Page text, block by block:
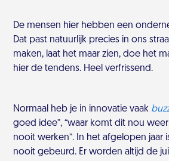
De mensen hier hebben een
Dat past natuurlijk precies in ons
maken, laat het maar zien, doe het
hier de tendens. Heel verfrissend.
Normaal heb je in innovatie vaak
goed idee”, “waar komt dit nou weer
nooit werken”. In het afgelopen jaar
nooit gebeurd. Er worden altijd de